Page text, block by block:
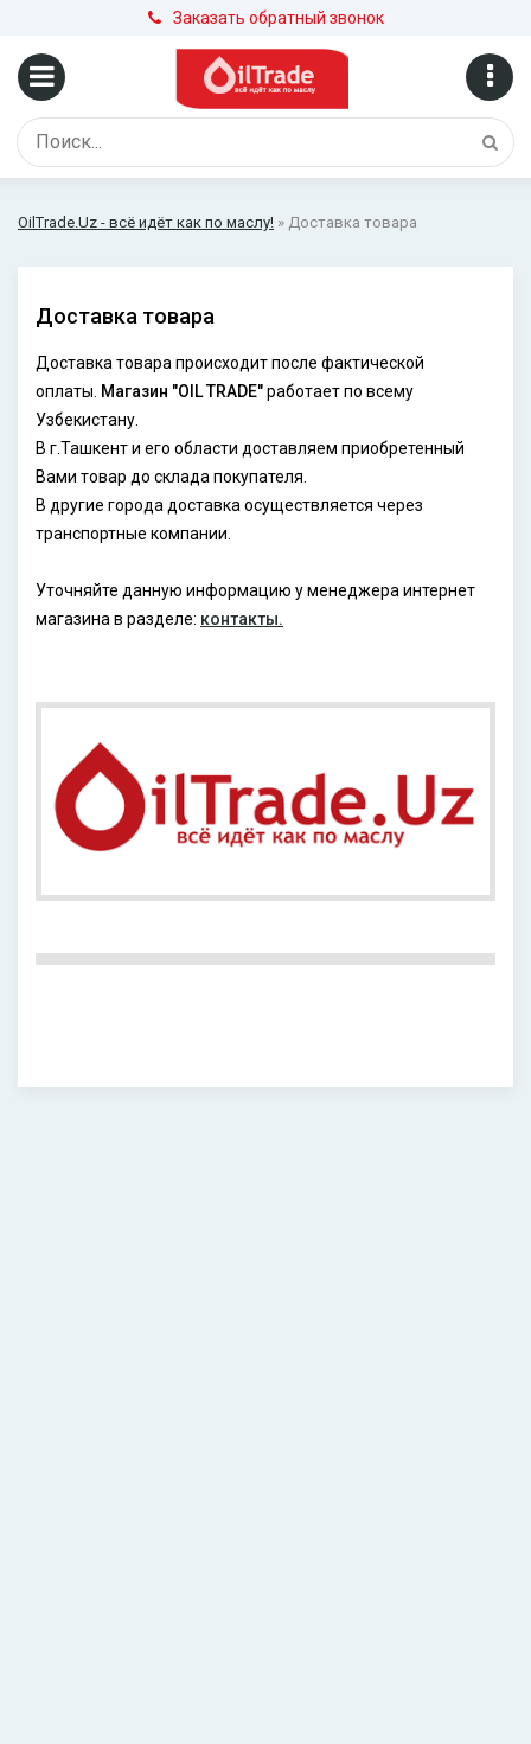
Заказать обратный звонок
OilTrade.Uz - всё идёт как по маслу! » Доставка товара
Доставка товара
Доставка товара происходит после фактической
оплаты. Магазин "OIL TRADE"работает по всему
Узбекистану.
В г.Ташкент и его области доставляем приобретенный
Вами товар до склада покупателя.
В другие города доставка осуществляется через
транспортные компании.
Уточняйте данную информацию у менеджера интернет
магазина в разделе: контакты.